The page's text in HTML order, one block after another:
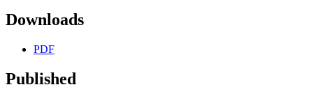
Downloads
PDF
Published